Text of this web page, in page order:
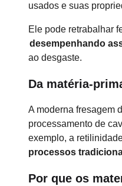
usados ​​e suas
Ele pode retrabalhar
desempenhando
ao desgaste.
Da matéria-
A moderna fresagem
processamento de
exemplo, a
processos
Por que os